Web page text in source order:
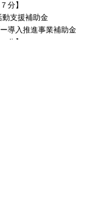
分】
動支援補助金
導入推進事業補助金
分】